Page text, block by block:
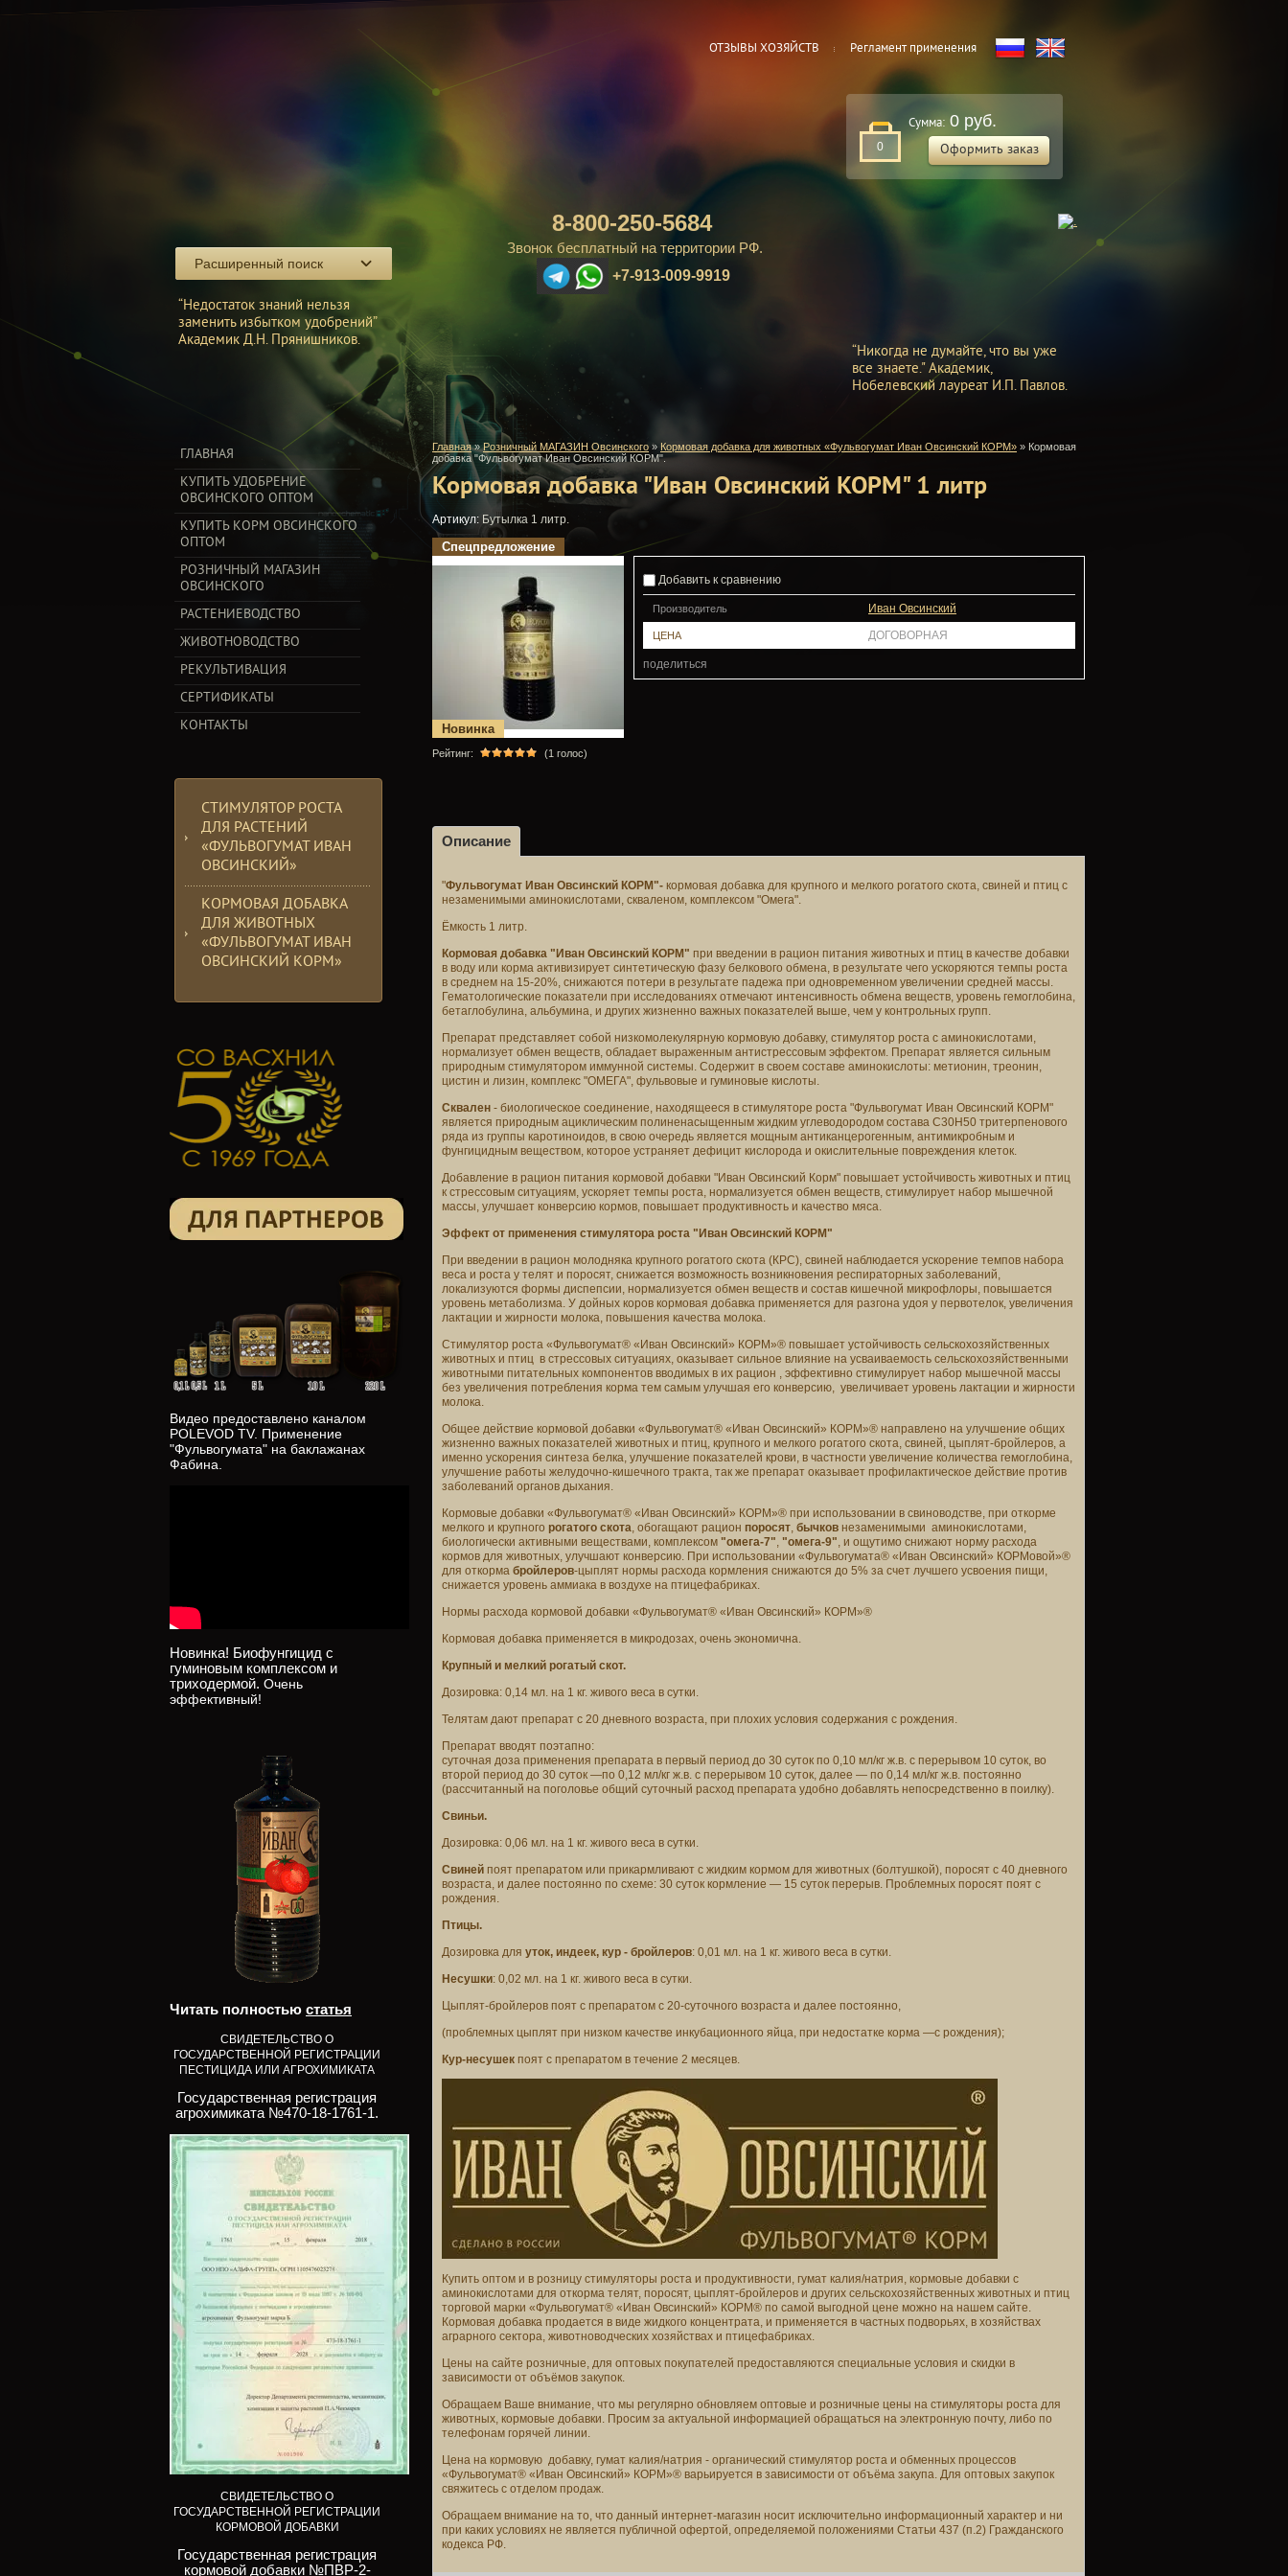
ОТЗЫВЫ ХОЗЯЙСТВ Регламент применения
8-800-250-5684
Звонок бесплатный на территории РФ.
+7-913-009-9919
“Недостаток знаний нельзя
заменить избытком удобрений”
Академик Д.Н. Прянишников.
“Никогда не думайте, что вы уже
все знаете." Академик,
Нобелевский лауреат И.П. Павлов.
0
Сумма: 0 руб.
Оформить заказ
Расширенный поиск
Главная»Розничный МАГАЗИН Овсинского » Кормовая добавка для животных «Фульвогумат Иван Овсинский КОРМ» » Кормовая
добавка "Фульвогумат Иван Овсинский КОРМ".
Кормовая добавка "Иван Овсинский КОРМ" 1 литр
Артикул: Бутылка 1 литр.
Спецпредложение
Новинка
Рейтинг: (1 голос)
Добавить к сравнению
Производитель Иван Овсинский
ЦЕНА ДОГОВОРНАЯ
поделиться
Описание
"Фульвогумат Иван Овсинский КОРМ"- кормовая добавка для крупного и мелкого рогатого скота, свиней и птиц с
незаменимыми аминокислотами, скваленом, комплексом "Омега".
Ёмкость 1 литр.
Кормовая добавка "Иван Овсинский КОРМ" при введении в рацион питания животных и птиц в качестве добавки
в воду или корма активизирует синтетическую фазу белкового обмена, в результате чего ускоряются темпы роста
в среднем на 15-20%, снижаются потери в результате падежа при одновременном увеличении средней массы.
Гематологические показатели при исследованиях отмечают интенсивность обмена веществ, уровень гемоглобина,
бетаглобулина, альбумина, и других жизненно важных показателей выше, чем у контрольных групп.
Препарат представляет собой низкомолекулярную кормовую добавку, стимулятор роста с аминокислотами,
нормализует обмен веществ, обладает выраженным антистрессовым эффектом. Препарат является сильным
природным стимулятором иммунной системы. Содержит в своем составе аминокислоты: метионин, треонин,
цистин и лизин, комплекс "ОМЕГА", фульвовые и гуминовые кислоты.
Сквален - биологическое соединение, находящееся в стимуляторе роста "Фульвогумат Иван Овсинский КОРМ"
является природным ациклическим полиненасыщенным жидким углеводородом состава C30H50 тритерпенового
ряда из группы каротиноидов, в свою очередь является мощным антиканцерогенным, антимикробным и
фунгицидным веществом, которое устраняет дефицит кислорода и окислительные повреждения клеток.
Добавление в рацион питания кормовой добавки "Иван Овсинский Корм" повышает устойчивость животных и птиц
к стрессовым ситуациям, ускоряет темпы роста, нормализуется обмен веществ, стимулирует набор мышечной
массы, улучшает конверсию кормов, повышает продуктивность и качество мяса.
Эффект от применения стимулятора роста "Иван Овсинский КОРМ"
При введении в рацион молодняка крупного рогатого скота (КРС), свиней наблюдается ускорение темпов набора
веса и роста у телят и поросят, снижается возможность возникновения респираторных заболеваний,
локализуются формы диспепсии, нормализуется обмен веществ и состав кишечной микрофлоры, повышается
уровень метаболизма. У дойных коров кормовая добавка применяется для разгона удоя у первотелок, увеличения
лактации и жирности молока, повышения качества молока.
Стимулятор роста «Фульвогумат® «Иван Овсинский» КОРМ»® повышает устойчивость сельскохозяйственных
животных и птиц в стрессовых ситуациях, оказывает сильное влияние на усваиваемость сельскохозяйственными
животными питательных компонентов вводимых в их рацион , эффективно стимулирует набор мышечной массы
без увеличения потребления корма тем самым улучшая его конверсию, увеличивает уровень лактации и жирности
молока.
Общее действие кормовой добавки «Фульвогумат® «Иван Овсинский» КОРМ»® направлено на улучшение общих
жизненно важных показателей животных и птиц, крупного и мелкого рогатого скота, свиней, цыплят-бройлеров, а
именно ускорения синтеза белка, улучшение показателей крови, в частности увеличение количества гемоглобина,
улучшение работы желудочно-кишечного тракта, так же препарат оказывает профилактическое действие против
заболеваний органов дыхания.
Кормовые добавки «Фульвогумат® «Иван Овсинский» КОРМ»® при использовании в свиноводстве, при откорме
мелкого и крупного рогатого скота, обогащают рацион поросят, бычков незаменимыми аминокислотами,
биологически активными веществами, комплексом "омега-7", "омега-9", и ощутимо снижают норму расхода
кормов для животных, улучшают конверсию. При использовании «Фульвогумата® «Иван Овсинский» КОРМовой»®
для откорма бройлеров-цыплят нормы расхода кормления снижаются до 5% за счет лучшего усвоения пищи,
снижается уровень аммиака в воздухе на птицефабриках.
Нормы расхода кормовой добавки «Фульвогумат® «Иван Овсинский» КОРМ»®
Кормовая добавка применяется в микродозах, очень экономична.
Крупный и мелкий рогатый скот.
Дозировка: 0,14 мл. на 1 кг. живого веса в сутки.
Телятам дают препарат с 20 дневного возраста, при плохих условия содержания с рождения.
Препарат вводят поэтапно:
суточная доза применения препарата в первый период до 30 суток по 0,10 мл/кг ж.в. с перерывом 10 суток, во
второй период до 30 суток —по 0,12 мл/кг ж.в. с перерывом 10 суток, далее — по 0,14 мл/кг ж.в. постоянно
(рассчитанный на поголовье общий суточный расход препарата удобно добавлять непосредственно в поилку).
Свиньи.
Дозировка: 0,06 мл. на 1 кг. живого веса в сутки.
Свиней поят препаратом или прикармливают с жидким кормом для животных (болтушкой), поросят с 40 дневного
возраста, и далее постоянно по схеме: 30 суток кормление — 15 суток перерыв. Проблемных поросят поят с
рождения.
Птицы.
Дозировка для уток, индеек, кур - бройлеров: 0,01 мл. на 1 кг. живого веса в сутки.
Несушки: 0,02 мл. на 1 кг. живого веса в сутки.
Цыплят-бройлеров поят с препаратом с 20-суточного возраста и далее постоянно,
(проблемных цыплят при низком качестве инкубационного яйца, при недостатке корма —с рождения);
Кур-несушек поят с препаратом в течение 2 месяцев.
Купить оптом и в розницу стимуляторы роста и продуктивности, гумат калия/натрия, кормовые добавки с
аминокислотами для откорма телят, поросят, цыплят-бройлеров и других сельскохозяйственных животных и птиц
торговой марки «Фульвогумат® «Иван Овсинский» КОРМ® по самой выгодной цене можно на нашем сайте.
Кормовая добавка продается в виде жидкого концентрата, и применяется в частных подворьях, в хозяйствах
аграрного сектора, животноводческих хозяйствах и птицефабриках.
Цены на сайте розничные, для оптовых покупателей предоставляются специальные условия и скидки в
зависимости от объёмов закупок.
Обращаем Ваше внимание, что мы регулярно обновляем оптовые и розничные цены на стимуляторы роста для
животных, кормовые добавки. Просим за актуальной информацией обращаться на электронную почту, либо по
телефонам горячей линии.
Цена на кормовую добавку, гумат калия/натрия - органический стимулятор роста и обменных процессов
«Фульвогумат® «Иван Овсинский» КОРМ»® варьируется в зависимости от объёма закупа. Для оптовых закупок
свяжитесь с отделом продаж.
Обращаем внимание на то, что данный интернет-магазин носит исключительно информационный характер и ни
при каких условиях не является публичной офертой, определяемой положениями Статьи 437 (п.2) Гражданского
кодекса РФ.
ГЛАВНАЯ
КУПИТЬ УДОБРЕНИЕ
ОВСИНСКОГО ОПТОМ
КУПИТЬ КОРМ ОВСИНСКОГО
ОПТОМ
РОЗНИЧНЫЙ МАГАЗИН
ОВСИНСКОГО
РАСТЕНИЕВОДСТВО
ЖИВОТНОВОДСТВО
РЕКУЛЬТИВАЦИЯ
СЕРТИФИКАТЫ
КОНТАКТЫ
СТИМУЛЯТОР РОСТА
ДЛЯ РАСТЕНИЙ
«ФУЛЬВОГУМАТ ИВАН
ОВСИНСКИЙ»
КОРМОВАЯ ДОБАВКА
ДЛЯ ЖИВОТНЫХ
«ФУЛЬВОГУМАТ ИВАН
ОВСИНСКИЙ КОРМ»
Видео предоставлено каналом
POLEVOD TV. Применение
"Фульвогумата" на баклажанах
Фабина.
Новинка! Биофунгицид с
гуминовым комплексом и
триходермой. Очень
эффективный!
Читать полностью статья
СВИДЕТЕЛЬСТВО О
ГОСУДАРСТВЕННОЙ РЕГИСТРАЦИИ
ПЕСТИЦИДА ИЛИ АГРОХИМИКАТА
Государственная регистрация
агрохимиката №470-18-1761-1.
СВИДЕТЕЛЬСТВО О
ГОСУДАРСТВЕННОЙ РЕГИСТРАЦИИ
КОРМОВОЙ ДОБАВКИ
Государственная регистрация
кормовой добавки №ПВР-2-